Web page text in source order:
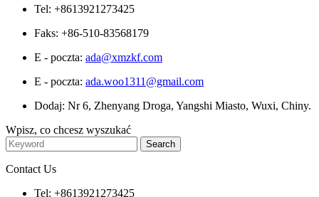
Tel: +8613921273425
Faks: +86-510-83568179
E - poczta: ada@xmzkf.com
E - poczta: ada.woo1311@gmail.com
Dodaj: Nr 6, Zhenyang Droga, Yangshi Miasto, Wuxi, Chiny.
Wpisz, co chcesz wyszukać
Contact Us
Tel: +8613921273425